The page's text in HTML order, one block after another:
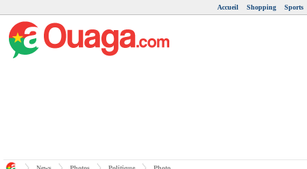
Accueil Shopping Sports